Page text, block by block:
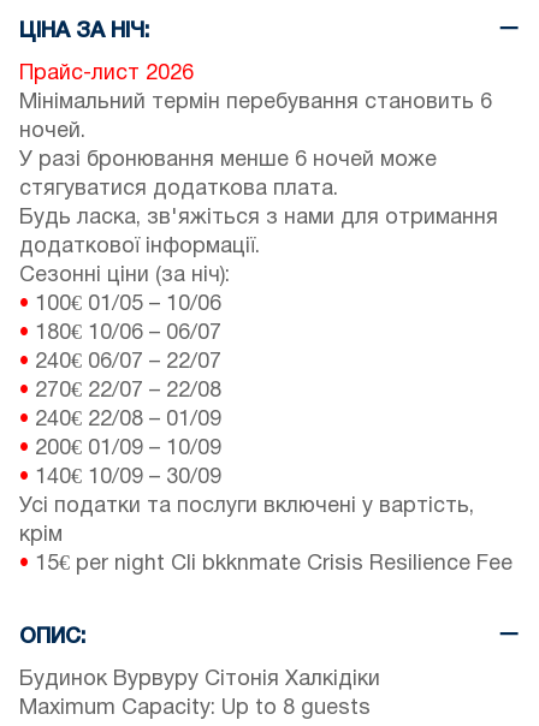
ЦІНА ЗА НІЧ:
Прайс-лист 2026
Мінімальний термін перебування становить 6
ночей.
У разі бронювання менше 6 ночей може
стягуватися додаткова плата.
Будь ласка, зв'яжіться з нами для отримання
додаткової інформації.
Сезонні ціни (за ніч):
• 100€ 01/05 – 10/06
• 180€ 10/06 – 06/07
• 240€ 06/07 – 22/07
• 270€ 22/07 – 22/08
• 240€ 22/08 – 01/09
• 200€ 01/09 – 10/09
• 140€ 10/09 – 30/09
Усі податки та послуги включені у вартість,
крім
• 15€ per night Cli bkknmate Crisis Resilience Fee
ОПИС:
Будинок Вурвуру Сітонія Халкідіки
Maximum Capacity: Up to 8 guests